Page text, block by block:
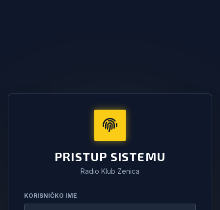
PRISTUP SISTEMU
Radio Klub Zenica
KORISNIČKO IME